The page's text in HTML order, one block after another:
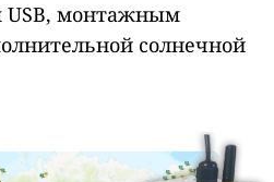
USB, монтажным
солнечной